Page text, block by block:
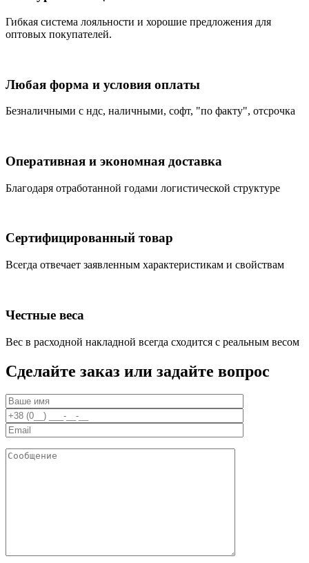
Гибкая система лояльности и хорошие предложения для
оптовых покупателей.
Любая форма и условия оплаты
Безналичными с ндс, наличными, софт, "по факту", отсрочка
Оперативная и экономная доставка
Благодаря отработанной годами логистической структуре
Сертифицированный товар
Всегда отвечает заявленным характеристикам и свойствам
Честные веса
Вес в расходной накладной всегда сходится с реальным весом
Сделайте заказ или задайте вопрос